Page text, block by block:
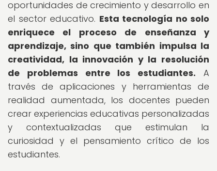
oportunidades de crecimiento y desarrollo en
el sector educativo. Esta tecnología no solo
enriquece el proceso de enseñanza y
aprendizaje, sino que también impulsa la
creatividad, la innovación y la resolución
de problemas entre los estudiantes. A
través de aplicaciones y herramientas de
realidad aumentada, los docentes pueden
crear experiencias educativas personalizadas
y contextualizadas que estimulan la
curiosidad y el pensamiento crítico de los
estudiantes.